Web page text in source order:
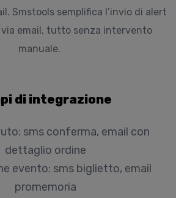
Smstools semplifica l’invio di alert
email, tutto senza intervento
manuale.
di integrazione
sms conferma, email con
dettaglio ordine
evento: sms biglietto, email
promemoria